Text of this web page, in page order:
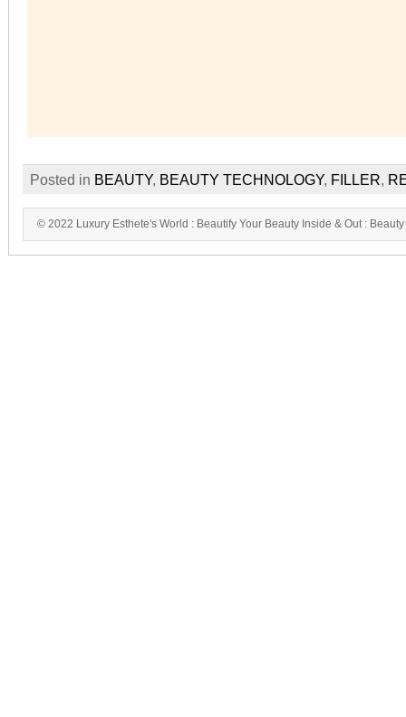
Posted in BEAUTY, BEAUTY TECHNOLOGY, FILLER,
© 2022 Luxury Esthete's World : Beautify Your Beauty Inside & Out :